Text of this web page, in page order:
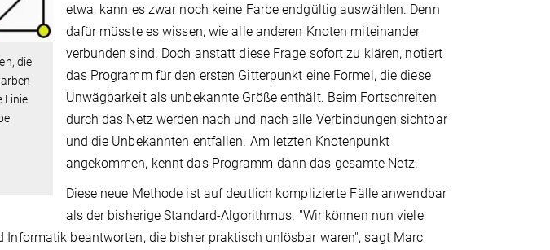
die
Linie
etwa, kann es zwar noch keine Farbe endgültig auswählen. Denn
dafür müsste es wissen, wie alle anderen Knoten miteinander
verbunden sind. Doch anstatt diese Frage sofort zu klären, notiert
das Programm für den ersten Gitterpunkt eine Formel, die diese
Unwägbarkeit als unbekannte Größe enthält. Beim Fortschreiten
durch das Netz werden nach und nach alle Verbindungen sichtbar
und die Unbekannten entfallen. Am letzten Knotenpunkt
angekommen, kennt das Programm dann das gesamte Netz.
Diese neue Methode ist auf deutlich komplizierte Fälle anwendbar
als der bisherige Standard-Algorithmus. "Wir können nun viele
Informatik beantworten, die bisher praktisch unlösbar waren", sagt Marc